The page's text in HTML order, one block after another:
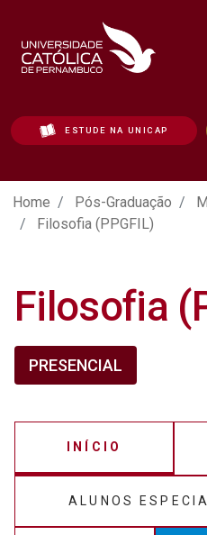
ESTUDE NA UNICAP
Filosofia (PPGFIL) -
Home Pós-Graduação
Filosofia (PPGFIL)
Filosofia
PRESENCIAL
INÍCIO
ALUNOS